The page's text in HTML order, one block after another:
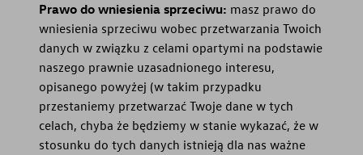
Prawo do wniesienia sprzeciwu: masz prawo do
wniesienia sprzeciwu wobec przetwarzania Twoich
danych w związku z celami opartymi na podstawie
naszego prawnie uzasadnionego interesu,
opisanego powyżej (w takim przypadku
przestaniemy przetwarzać Twoje dane w tych
celach, chyba że będziemy w stanie wykazać, że w
stosunku do tych danych istnieją dla nas ważne